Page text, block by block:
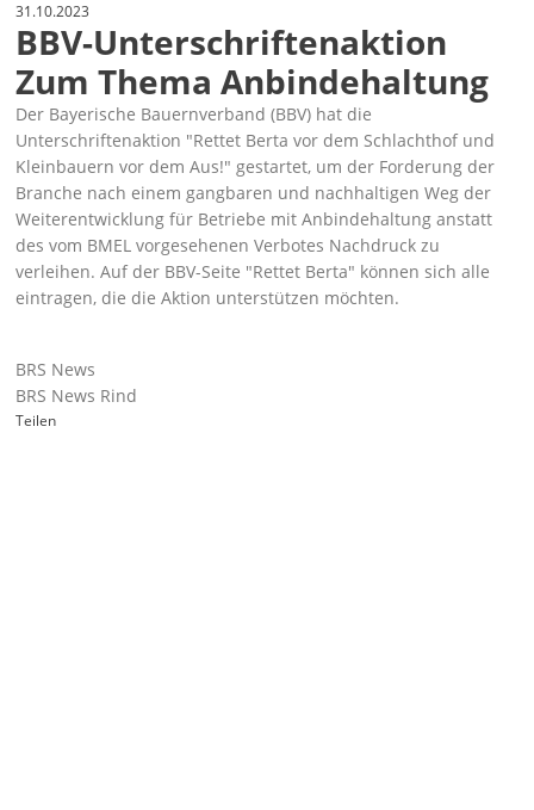
31.10.2023
BBV-Unterschriftenaktion
Zum Thema Anbindehaltung
Der Bayerische Bauernverband (BBV) hat die
Unterschriftenaktion
Rettet Berta vor dem Schlachthof und
Kleinbauern vor dem Aus! gestartet, um der Forderung der
Branche nach einem gangbaren und nachhaltigen Weg der
Weiterentwicklung für Betriebe mit Anbindehaltung anstatt
des vom BMEL vorgesehenen Verbotes Nachdruck zu
verleihen. Auf der BBV-Seite "Rettet Berta" können sich alle
eintragen, die die Aktion unterstützen möchten.
BRS News
BRS News Rind
Teilen